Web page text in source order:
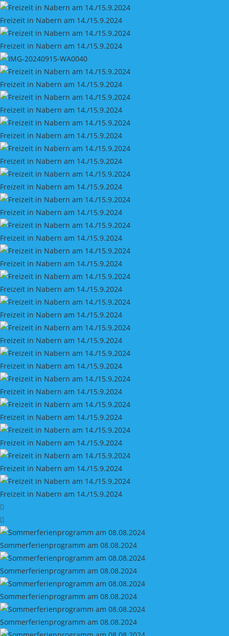
Freizeit in Nabern am 14./15.9.2024
Freizeit in Nabern am 14./15.9.2024
Freizeit in Nabern am 14./15.9.2024
Freizeit in Nabern am 14./15.9.2024
Freizeit in Nabern am 14./15.9.2024
Freizeit in Nabern am 14./15.9.2024
Freizeit in Nabern am 14./15.9.2024
Freizeit in Nabern am 14./15.9.2024
Freizeit in Nabern am 14./15.9.2024
Freizeit in Nabern am 14./15.9.2024
Freizeit in Nabern am 14./15.9.2024
Freizeit in Nabern am 14./15.9.2024
Freizeit in Nabern am 14./15.9.2024
Freizeit in Nabern am 14./15.9.2024
Freizeit in Nabern am 14./15.9.2024
Freizeit in Nabern am 14./15.9.2024
Freizeit in Nabern am 14./15.9.2024
Freizeit in Nabern am 14./15.9.2024
Freizeit in Nabern am 14./15.9.2024
Sommerferienprogramm am 08.08.2024
Sommerferienprogramm am 08.08.2024
Sommerferienprogramm am 08.08.2024
Sommerferienprogramm am 08.08.2024